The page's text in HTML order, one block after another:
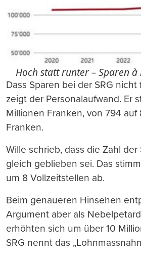
Hoch statt runter – Sparen à
Dass Sparen bei der SRG
zeigt der Personalaufwand. Er
Millionen Franken, von 794 auf
Franken.
Wille schrieb, dass die Zahl
gleich geblieben sei. Das
um 8 Vollzeitstellen ab.
Beim genaueren Hinsehen
Argument aber als
erhöhten sich um über 10
SRG nennt das